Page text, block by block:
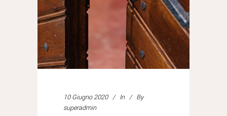
10 Giugno 2020 In
By
superadmin